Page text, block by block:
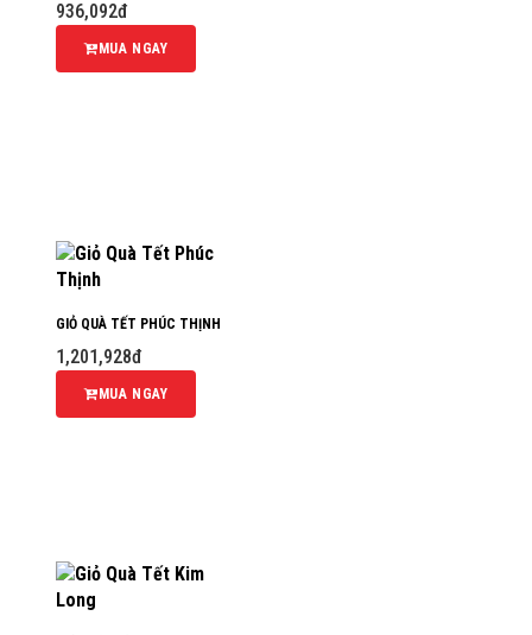
936,092đ
MUA NGAY
GIỎ QUÀ TẾT PHÚC THỊNH
1,201,928đ
MUA NGAY